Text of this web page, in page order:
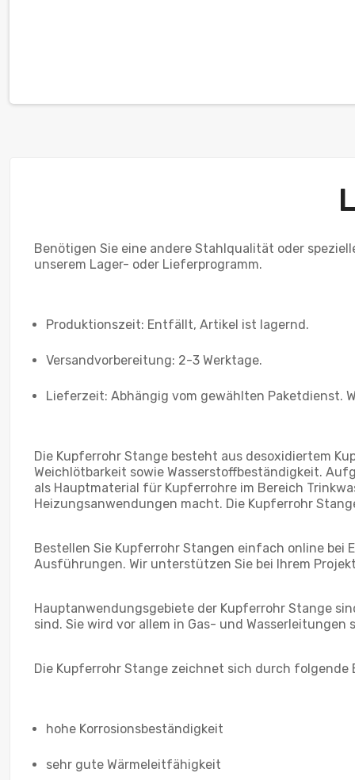
Benötigen Sie eine andere Stahlqualität oder
unserem Lager- oder Lieferprogramm.
Produktionszeit: Entfällt, Artikel ist lagernd.
Versandvorbereitung: 2-3 Werktage.
Lieferzeit: Abhängig vom gewählten Paketdienst.
Die Kupferrohr Stange besteht aus desoxidiertem
Weichlötbarkeit sowie Wasserstoffbeständigkeit.
als Hauptmaterial für Kupferrohre im Bereich
Heizungsanwendungen macht. Die Kupferrohr
Bestellen Sie Kupferrohr Stangen einfach online bei
Ausführungen. Wir unterstützen Sie bei Ihrem
Hauptanwendungsgebiete der Kupferrohr Stange
sind. Sie wird vor allem in Gas- und
Die Kupferrohr Stange zeichnet sich durch folgende
hohe Korrosionsbeständigkeit
sehr gute Wärmeleitfähigkeit